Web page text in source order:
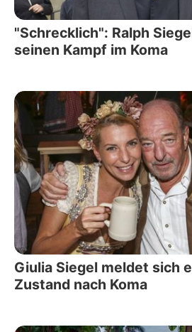
"Schrecklich": Ralph
seinen Kampf im Koma
Giulia Siegel meldet sich
Zustand nach Koma